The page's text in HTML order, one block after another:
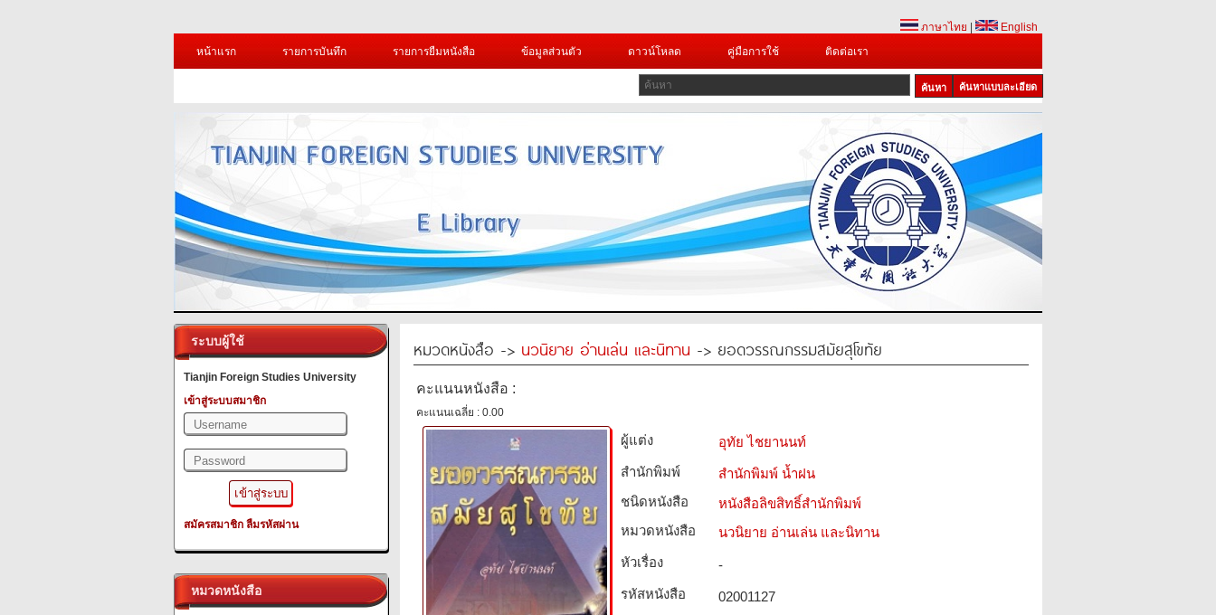
ภาษาไทย
English
หน้าแรก
รายการบันทึก รายการยืมหนังสือ ข้อมูลส่วนตัว ดาวน์โหลด คู่มือการใช้ ติดต่อเรา
ค้นหาแบบละเอียด
ระบบผู้ใช้
Tianjin Foreign Studies University
เข้าสู่ระบบสมาชิก
สมัครสมาชิก ลืมรหัสผ่าน
หมวดหนังสือ
หมวดหนังสือ -> นวนิยาย อ่านเล่น และนิทาน -> ยอดวรรณกรรมสมัยสุโขทัย
คะแนนหนังสือ :
คะแนนเฉลี่ย : 0.00
ผู้แต่ง
อุทัย ไชยานนท์
สำนักพิมพ์
สำนักพิมพ์ น้ำฝน
ชนิดหนังสือ­
หนังสือลิขสิทธิ์สำนักพิมพ์
หมวดหนังสือ­
นวนิยาย อ่านเล่น และนิทาน
หัวเรื่อง
-
รหัสหนังสือ­
02001127